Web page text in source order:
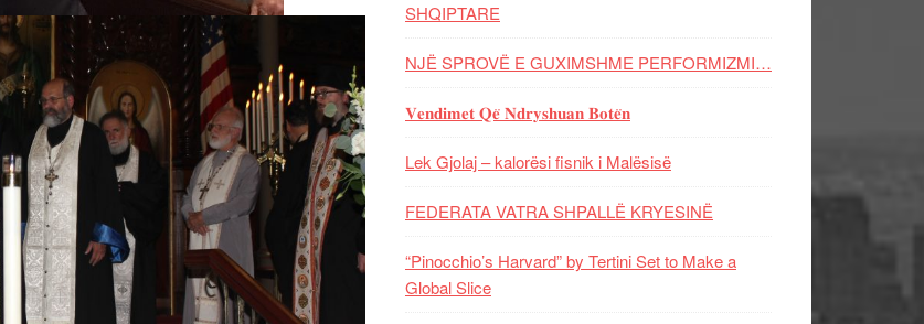
SHQIPTARE
NJË SPROVË E GUXIMSHME PERFORMIZMI…
𝐕𝐞𝐧𝐝𝐢𝐦𝐞𝐭 𝐐𝐞̈ 𝐍𝐝𝐫𝐲𝐬𝐡𝐮𝐚𝐧 𝐁𝐨𝐭𝐞̈𝐧
Lek Gjolaj – kalorësi fisnik i Malësisë
FEDERATA VATRA SHPALLË KRYESINË
“Pinocchio’s Harvard” by Tertini Set to Make a
Global Slice